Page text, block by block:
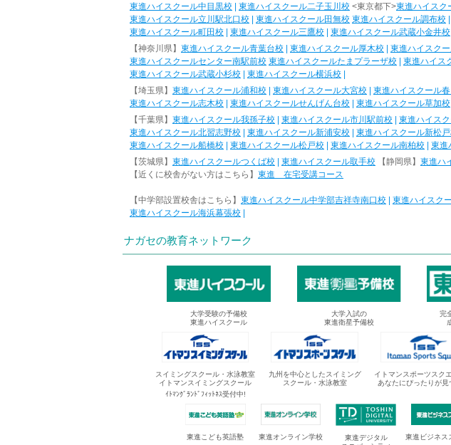
東進ハイスクール中目黒校
東進ハイスクール二子玉川校 <東京都下>東進ハイスク
東進ハイスクール立川駅北口校
東進ハイスクール田無校 東進ハイスクール調布校
東進ハイスクール町田校
東進ハイスクール三鷹校 東進ハイスクール武蔵小金井校
【神奈川県】 東進ハイスクール青葉台校 東進ハイスクール厚木校 東進ハイスク
東進ハイスクールセンター南駅前校 東進ハイスクールたまプラーザ校 東進ハイス
東進ハイスクール武蔵小杉校
東進ハイスクール横浜校
【埼玉県】 東進ハイスクール浦和校 東進ハイスクール大宮校 東進ハイスクール
東進ハイスクール志木校
東進ハイスクールせんげん台校 東進ハイスクール草加校
【千葉県】 東進ハイスクール我孫子校 東進ハイスクール市川駅前校 東進ハイス
東進ハイスクール北習志野校
東進ハイスクール新浦安校 東進ハイスクール新松
東進ハイスクール船橋校
東進ハイスクール松戸校 東進ハイスクール南柏校
東進
【茨城県】 東進ハイスクールつくば校 東進ハイスクール取手校 【静岡県】 東進ハ
【近くに校舎がない方はこちら】 東進 在宅受講コース
【中学部設置校舎はこちら】 東進ハイスクール中学部吉祥寺南口校 東進ハイスク
東進ハイスクール海浜幕張校
ナガセの教育ネットワーク
大学受験の予備校
東進ハイスクール
大学入試の
東進衛星予備校
完
スイミングスクール・水泳教室
イトマンスイミングスクール
ｲﾄﾏﾝｸﾞﾗﾝﾄﾞﾌｨｯﾄﾈｽ受付中!
九州を中心としたスイミング
スクール・水泳教室
イトマンスポーツスク
あなたにぴったりが見
東進こども英語塾 東進オンライン学校
東進デジタル
東進ビジネス